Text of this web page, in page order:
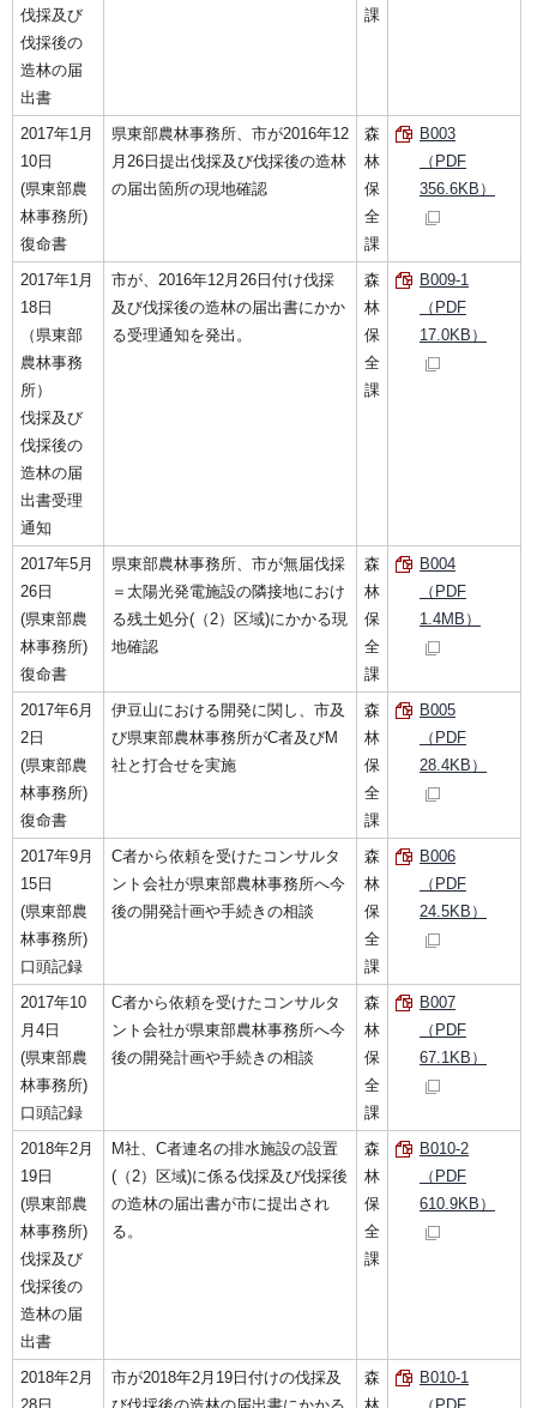
伐採及び
伐採後の
造林の届
出書
課
2017年1月
10日
(県東部農
林事務所)
復命書
県東部農林事務所、市が2016年12
月26日提出伐採及び伐採後の造林
の届出箇所の現地確認
森
林
保
全
課
B003
（PDF
356.6KB）
2017年1月
18日
（県東部
農林事務
所）
伐採及び
伐採後の
造林の届
出書受理
通知
市が、2016年12月26日付け伐採
及び伐採後の造林の届出書にかか
る受理通知を発出。
森
林
保
全
課
B009-1
（PDF
17.0KB）
2017年5月
26日
(県東部農
林事務所)
復命書
県東部農林事務所、市が無届伐採
＝太陽光発電施設の隣接地におけ
る残土処分(（2）区域)にかかる現
地確認
森
林
保
全
課
B004
（PDF
1.4MB）
2017年6月
2日
(県東部農
林事務所)
復命書
伊豆山における開発に関し、市及
び県東部農林事務所がC者及びM
社と打合せを実施
森
林
保
全
課
B005
（PDF
28.4KB）
2017年9月
15日
(県東部農
林事務所)
口頭記録
C者から依頼を受けたコンサルタ
ント会社が県東部農林事務所へ今
後の開発計画や手続きの相談
森
林
保
全
課
B006
（PDF
24.5KB）
2017年10
月4日
(県東部農
林事務所)
口頭記録
C者から依頼を受けたコンサルタ
ント会社が県東部農林事務所へ今
後の開発計画や手続きの相談
森
林
保
全
課
B007
（PDF
67.1KB）
2018年2月
19日
(県東部農
林事務所)
伐採及び
伐採後の
造林の届
出書
M社、C者連名の排水施設の設置
(（2）区域)に係る伐採及び伐採後
の造林の届出書が市に提出され
る。
森
林
保
全
課
B010-2
（PDF
610.9KB）
2018年2月
市が2018年2月19日付けの伐採及
森
B010-1